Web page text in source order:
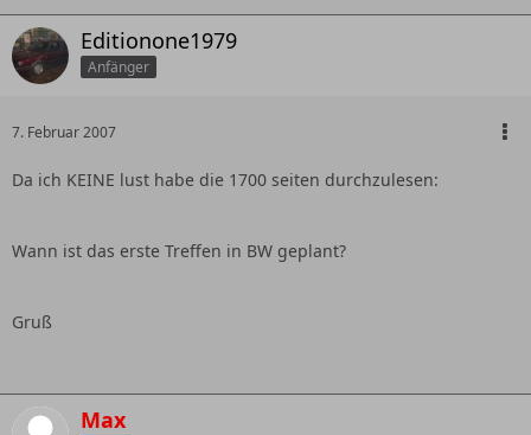
Editionone1979
Anfänger
7. Februar 2007
Da ich KEINE lust habe die 1700 seiten durchzulesen:
Wann ist das erste Treffen in BW geplant?
Gruß
Max